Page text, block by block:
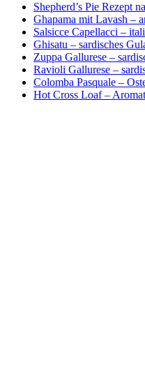
Shepherd’s Pie Rezept
Ghapama mit Lavash –
Salsicce Capellacci –
Ghisatu – sardisches
Zuppa Gallurese –
Ravioli Gallurese –
Colomba Pasquale –
Hot Cross Loaf –